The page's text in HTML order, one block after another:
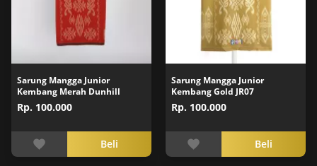
Sarung Mangga Junior
Kembang Merah Dunhill
Rp. 100.000
Beli
Sarung Mangga Junior
Kembang Gold JR07
Rp. 100.000
Beli